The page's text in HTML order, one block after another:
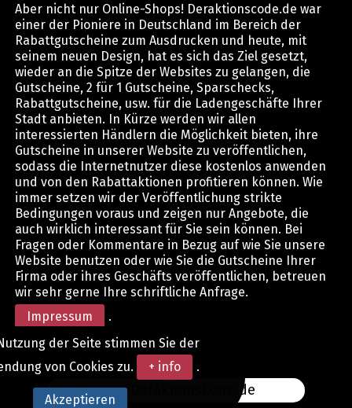
Aber nicht nur Online-Shops! Deraktionscode.de war
einer der Pioniere in Deutschland im Bereich der
Rabattgutscheine zum Ausdrucken und heute, mit
seinem neuen Design, hat es sich das Ziel gesetzt,
wieder an die Spitze der Websites zu gelangen, die
Gutscheine, 2 für 1 Gutscheine, Sparschecks,
Rabattgutscheine, usw. für die Ladengeschäfte Ihrer
Stadt anbieten. In Kürze werden wir allen
interessierten Händlern die Möglichkeit bieten, ihre
Gutscheine in unserer Website zu veröffentlichen,
sodass die Internetnutzer diese kostenlos anwenden
und von den Rabattaktionen profitieren können. Wie
immer setzen wir der Veröffentlichung strikte
Bedingungen voraus und zeigen nur Angebote, die
auch wirklich interessant für Sie sein können. Bei
Fragen oder Kommentare in Bezug auf wie Sie unsere
Website benutzen oder wie Sie die Gutscheine Ihrer
Firma oder ihres Geschäfts veröffentlichen, betreuen
wir sehr gerne Ihre schriftliche Anfrage.
Impressum
.
www.DerAktionsCode.de
der Seite stimmen Sie der
von Cookies zu.
+ info .
Akzeptieren